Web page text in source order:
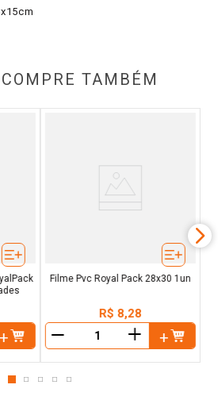
TAMBÉM
Filme Pvc Royal Pack 28x30 1un
R$ 8,28
＋